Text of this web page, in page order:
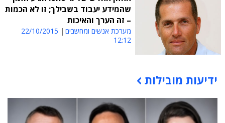
שהמידע יעבוד בשבילך; זו לא הכמות
– זה הערך והאיכות
מערכת אנשים ומחשבים
22/10/2015
12:12
תוכן פרסומי
ידיעות מובילות